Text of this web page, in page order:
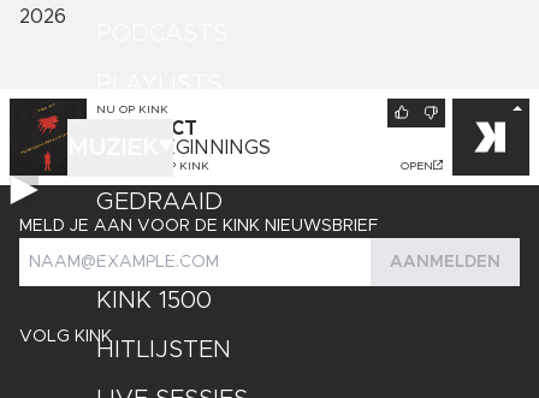
GEDRAAID
KINK XL
KINK 1500
HITLIJSTEN
2026
NU OP KINK
YARD ACT
NEW BEGINNINGS
GEDRAAID OP KINK OPEN
VOLG KINK
MELD JE AAN VOOR DE KINK NIEUWSBRIEF
AANMELDEN